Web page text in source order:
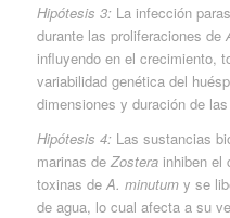
Hipótesis 3: La infección
durante las proliferaciones de
influyendo en el crecimiento,
variabilidad genética del
dimensiones y duración de
Hipótesis 4: Las sustancias
marinas de Zostera inhiben el
toxinas de A. minutumy se
de agua, lo cual afecta a su